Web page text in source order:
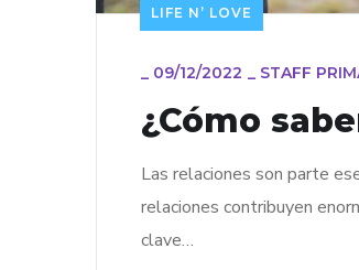
LIFE N’ LOVE
_ 09/12/2022 _ STAFF
¿Cómo
Las relaciones son parte
relaciones contribuyen
clave…